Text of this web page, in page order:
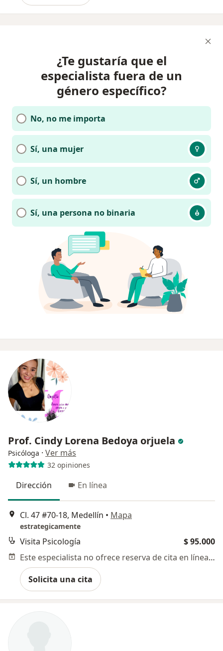
¿Te gustaría que el
especialista fuera de un
género específico?
No, no me importa
Sí, una mujer
Sí, un hombre
Sí, una persona no binaria
Prof. Cindy Lorena Bedoya orjuela
Psicóloga · Ver más
32 opiniones
Dirección En línea
Cl. 47 #70-18, Medellín • Mapa
estrategicamente
Visita Psicología
$ 95.000
Este especialista no ofrece reserva de cita en línea en esta dirección.
Solicita una cita